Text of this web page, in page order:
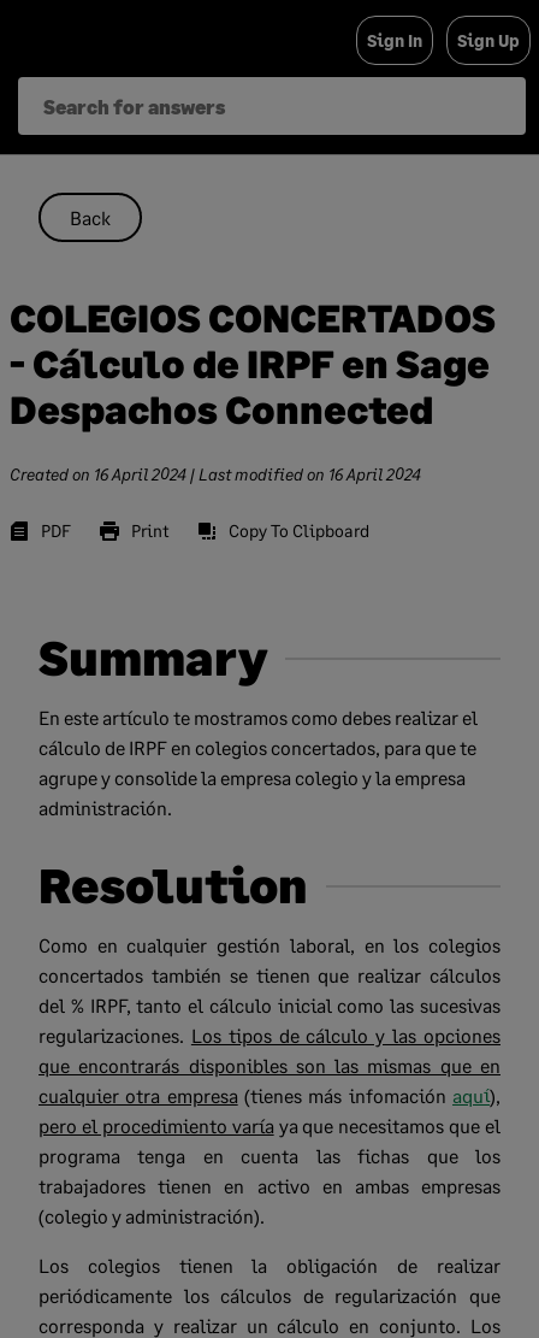
content
Sign In Sign Up
Back
COLEGIOS CONCERTADOS
- Cálculo de IRPF en Sage
Despachos Connected
Created on 16 April 2024 | Last modified on 16 April 2024
PDF Print Copy To Clipboard
Summary
En este artículo te mostramos como debes realizar el
cálculo de IRPF en colegios concertados, para que te
agrupe y consolide la empresa colegio y la empresa
administración.
Resolution
Como en cualquier gestión laboral, en los colegios
concertados también se tienen que realizar cálculos
del % IRPF, tanto el cálculo inicial como las sucesivas
regularizaciones. Los tipos de cálculo y las opciones
que encontrarás disponibles son las mismas que en
cualquier otra empresa (tienes más infomación aquí),
pero el procedimiento varía ya que necesitamos que el
programa tenga en cuenta las fichas que los
trabajadores tienen en activo en ambas empresas
(colegio y administración).
Los colegios tienen la obligación de realizar
periódicamente los cálculos de regularización que
corresponda y realizar un cálculo en conjunto. Los